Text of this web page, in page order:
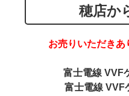
(40)
その他建築資材(113)
半端電線(40)
CVTケーブル(8)
CVケーブル(25)
穂店か
お売りいただきあ
富士電線 VVF
富士電線 VVF